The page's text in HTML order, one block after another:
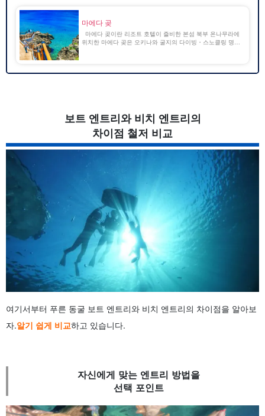
마에다 곶
마에다 곶이란 리조트 호텔이 즐비한 본섬 북부 온나무라에
위치한 마에다 곶은 오키나와 굴지의 다이빙・스노클링 명소
보트 엔트리와 비치 엔트리의
차이점 철저 비교
여기서부터 푸른 동굴 보트 엔트리와 비치 엔트리의 차이점을 알아보
자.알기 쉽게 비교하고 있습니다.
자신에게 맞는 엔트리 방법을
선택 포인트